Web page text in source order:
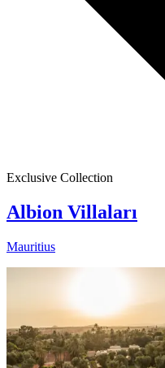
Exclusive Collection
Albion Villaları
Mauritius